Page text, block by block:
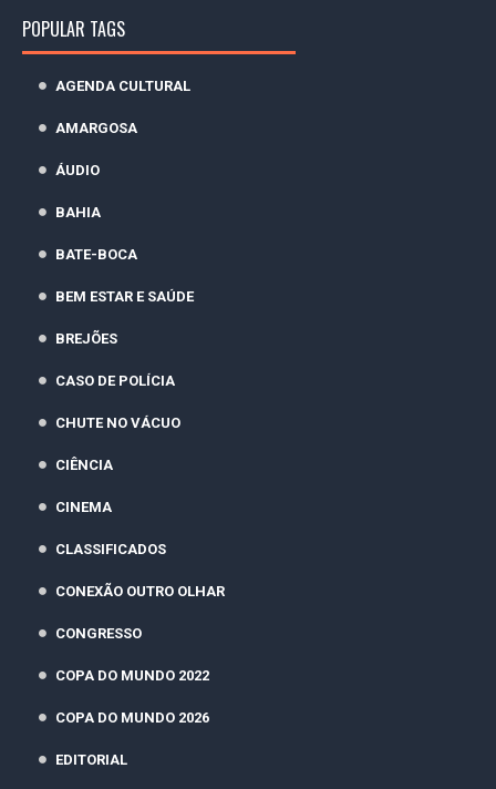
POPULAR TAGS
AGENDA CULTURAL
AMARGOSA
ÁUDIO
BAHIA
BATE-BOCA
BEM ESTAR E SAÚDE
BREJÕES
CASO DE POLÍCIA
CHUTE NO VÁCUO
CIÊNCIA
CINEMA
CLASSIFICADOS
CONEXÃO OUTRO OLHAR
CONGRESSO
COPA DO MUNDO 2022
COPA DO MUNDO 2026
EDITORIAL